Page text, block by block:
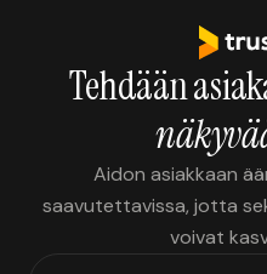
Tehdään
Aidon asiakkaan
saavutettavissa, jotta
voivat